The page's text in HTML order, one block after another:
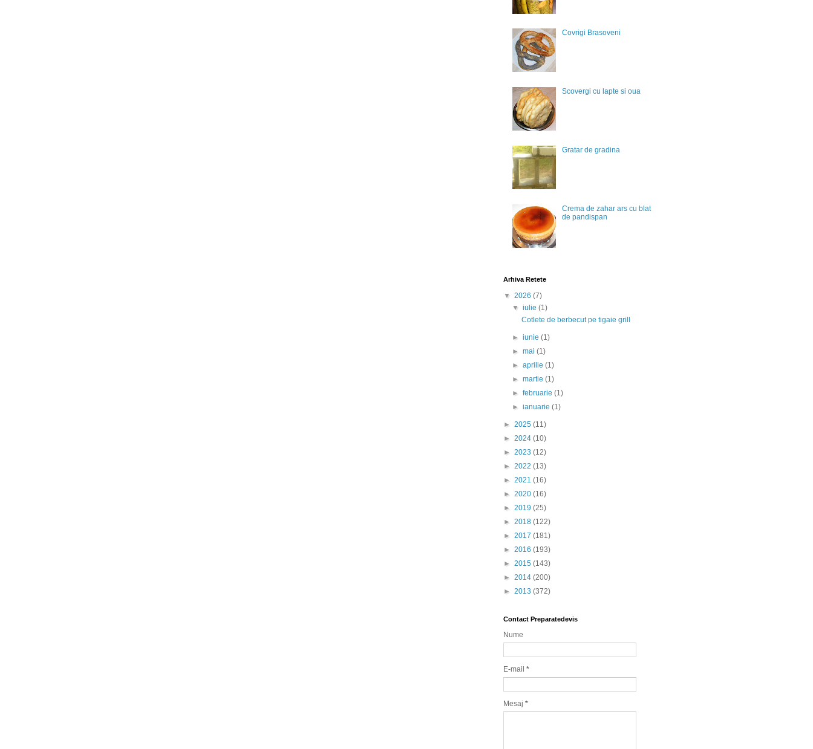
Covrigi Brasoveni
Scovergi cu lapte si oua
Gratar de gradina
Crema de zahar ars cu blat
de pandispan
Arhiva Retete
▼ 2026 (7)
▼iulie(1)
Cotlete de berbecut pe tigaie grill
►iunie(1)
►mai(1)
►aprilie(1)
►martie(1)
►februarie(1)
►ianuarie(1)
► 2025 (11)
► 2024 (10)
► 2023 (12)
► 2022 (13)
► 2021 (16)
► 2020 (16)
► 2019 (25)
► 2018 (122)
► 2017 (181)
► 2016 (193)
► 2015 (143)
► 2014 (200)
► 2013 (372)
Contact Preparatedevis
Nume
E-mail *
Mesaj *